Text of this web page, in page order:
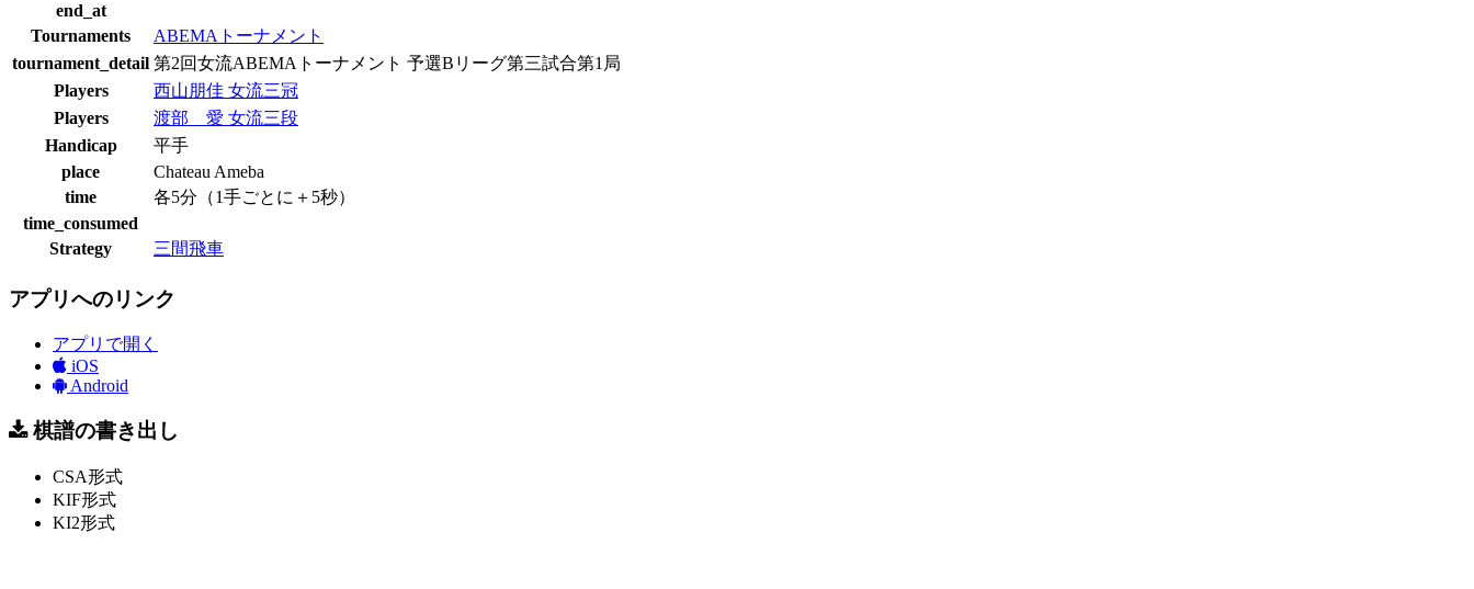
end_at
Tournaments
ABEMAトーナメント
tournament_detail 第2回女流ABEMAトーナメント 予選Bリーグ第三試合第1局
Players
西山朋佳 女流三冠
Players
渡部 愛 女流三段
Handicap
平手
place
Chateau Ameba
time
各5分（1手ごとに＋5秒）
time_consumed
Strategy
三間飛車
アプリへのリンク
アプリで開く
iOS
Android
棋譜の書き出し
CSA形式
KIF形式
KI2形式